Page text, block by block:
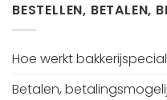
BESTELLEN, BETALEN,
Hoe werkt
Betalen,